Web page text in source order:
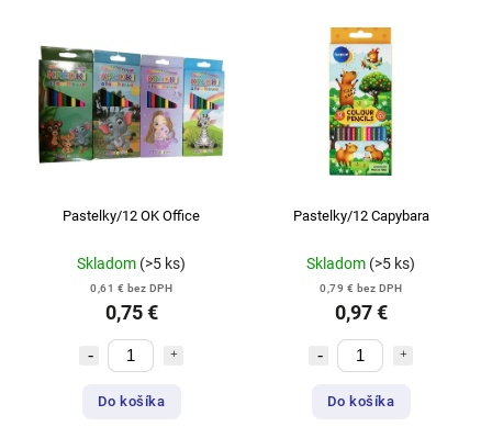
Pastelky/12 OK Office
Skladom (>5 ks)
0,61 € bez DPH
0,75 €
Do košíka
Pastelky/12 Capybara
Skladom (>5 ks)
0,79 € bez DPH
0,97 €
Do košíka